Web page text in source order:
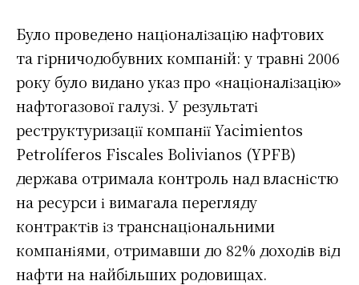
Було проведено націоналізацію нафтових
та гірничодобувних компаній: у травні 2006
року було видано указ про «націоналізацію»
нафтогазової галузі. У результаті
реструктуризації компанії Yacimientos
Petrolíferos Fiscales Bolivianos (YPFB)
держава отримала контроль над власністю
на ресурси і вимагала перегляду
контрактів із транснаціональними
компаніями, отримавши до 82% доходів від
нафти на найбільших родовищах.